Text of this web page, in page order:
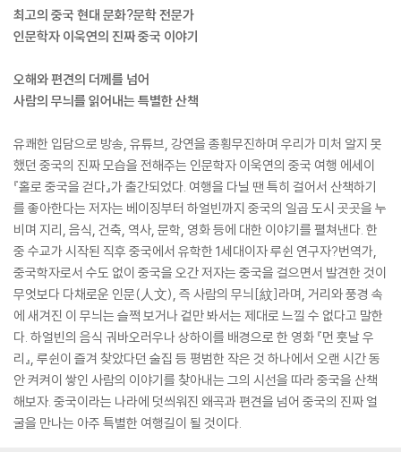
최고의 중국 현대 문화?문학 전문가
인문학자 이욱연의 진짜 중국 이야기
오해와 편견의 더께를 넘어
사람의 무늬를 읽어내는 특별한 산책
유쾌한 입담으로 방송, 유튜브, 강연을 종횡무진하며 우리가 미처 알지 못
했던 중국의 진짜 모습을 전해주는 인문학자 이욱연의 중국 여행 에세이
『홀로 중국을 걷다』가 출간되었다. 여행을 다닐 땐 특히 걸어서 산책하기
를 좋아한다는 저자는 베이징부터 하얼빈까지 중국의 일곱 도시 곳곳을 누
비며 지리, 음식, 건축, 역사, 문학, 영화 등에 대한 이야기를 펼쳐낸다. 한
중 수교가 시작된 직후 중국에서 유학한 1세대이자 루쉰 연구자?번역가,
중국학자로서 수도 없이 중국을 오간 저자는 중국을 걸으면서 발견한 것이
무엇보다 다채로운 인문(人文), 즉 사람의 무늬[紋]라며, 거리와 풍경 속
에 새겨진 이 무늬는 슬쩍 보거나 겉만 봐서는 제대로 느낄 수 없다고 말한
다. 하얼빈의 음식 궈바오러우나 상하이를 배경으로 한 영화 『먼 훗날 우
리』, 루쉰이 즐겨 찾았다던 술집 등 평범한 작은 것 하나에서 오랜 시간 동
안 켜켜이 쌓인 사람의 이야기를 찾아내는 그의 시선을 따라 중국을 산책
해보자. 중국이라는 나라에 덧씌워진 왜곡과 편견을 넘어 중국의 진짜 얼
굴을 만나는 아주 특별한 여행길이 될 것이다.